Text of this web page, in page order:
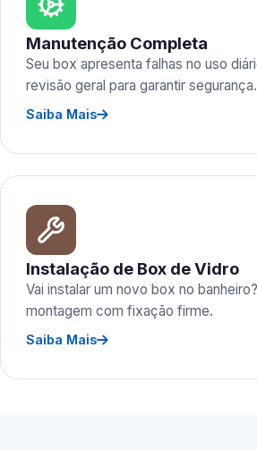
Manutenção Completa
Seu box apresenta falhas no uso
revisão geral para garantir segurança.
Saiba Mais
Instalação de Box de Vidro
Vai instalar um novo box no
montagem com fixação firme.
Saiba Mais